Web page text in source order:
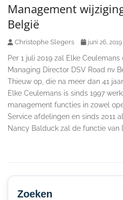
Management
België
Christophe Slegers juni 26, 2019
Per 1 juli 2019 zal Elke
Managing Director DSV Road nv
Thieuw op, die na meer dan 41
Elke Ceulemans is sinds 1997
management functies in zowel
Service afdelingen en sinds 2011
Nancy Balduck zal de functie van
Secondary
Sidebar
Zoeken